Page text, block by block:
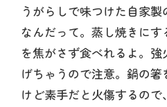
うがらしで味つけた自家
なんだって。蒸し焼きに
を焦がさず食べれるよ。
げちゃうので注意。鍋の
けど素手だと火傷するの